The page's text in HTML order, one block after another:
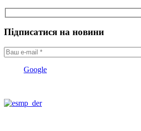
Підписатися на новини
Google